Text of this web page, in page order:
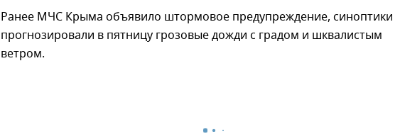
Ранее МЧС Крыма объявило штормовое предупреждение, синоптики
прогнозировали в пятницу грозовые дожди с градом и шквалистым
ветром.